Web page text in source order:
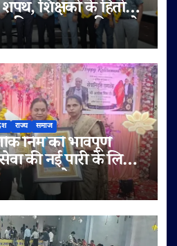
शपथ, शिक्षकों के हितों
गुणवत्ता पर दिया जोर
राज्य समाज
निम को भावपूर्ण
की नई पारी के लिए
सम्मान से नवाजा